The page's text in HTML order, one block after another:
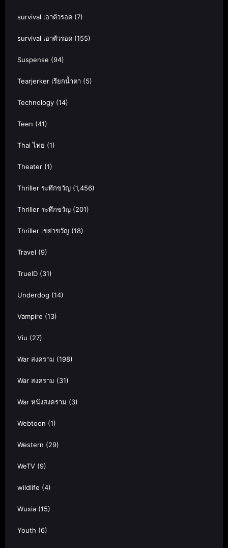
survival เอาตัวรอด (7)
survival เอาตัวรอด (155)
Suspense (94)
Tearjerker เรียกน้ำตา (5)
Technology (14)
Teen (41)
Thai ไทย (1)
Theater (1)
Thriller ระทึกขวัญ (1,456)
Thriller ระทึกขวัญ (201)
Thriller เขย่าขวัญ (18)
Travel (9)
TrueID (31)
Underdog (14)
Vampire (13)
Viu (27)
War สงคราม (198)
War สงคราม (31)
War หนังสงคราม (3)
Webtoon (1)
Western (29)
WeTV (9)
wildlife (4)
Wuxia (15)
Youth (6)